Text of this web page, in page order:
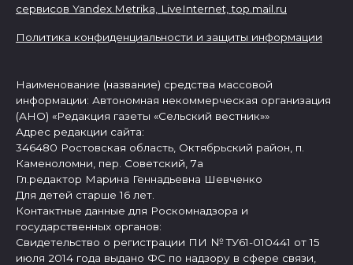
сервисов Yandex.Metrika, LiveInternet,top.mail.ru
Политика конфиденциальности и защиты информации
Наименование (название) средства массовой
информации: Автономная некоммерческая организация
(АНО) «Редакция газеты «Сельский вестник»»
Адрес редакции сайта:
346480 Ростовская область, Октябрьский район, п.
Каменоломни, пер. Советский, 7а
Гл.редактор Марина Геннадьевна Шевченко
Для детей старше 16 лет.
Контактные данные для Роскомнадзора и
государственных органов:
Свидетельство о регистрации ПИ № ТУ61-010441 от 15
июля 2014 года выдано ФС по надзору в сфере связи,